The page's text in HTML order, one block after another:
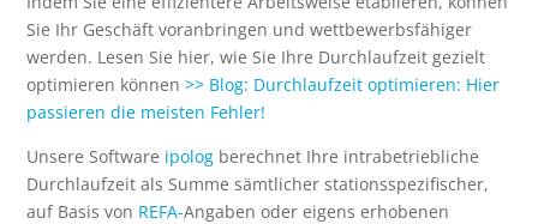
Sie Ihr Geschäft voranbringen und wettbewerbsfähiger
werden. Lesen Sie hier, wie Sie Ihre Durchlaufzeit gezielt
optimieren können>> Blog: Durchlaufzeit optimieren: Hier
passieren die meisten Fehler!
Unsere Software ipolog berechnet Ihre intrabetriebliche
Durchlaufzeit als Summe sämtlicher stationsspezifischer,
auf Basis von REFA-Angaben oder eigens erhobenen